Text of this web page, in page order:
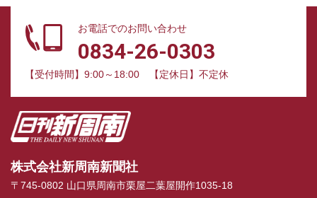
お電話でのお問い合わせ
0834-26-0303
【受付時間】9:00～18:00 【定休日】不定休
株式会社新周南新聞社
〒745-0802 山口県周南市栗屋二葉屋開作1035-18